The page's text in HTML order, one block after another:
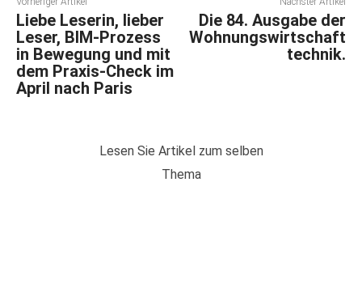
Liebe Leserin, lieber
Leser, BIM-Prozess
in Bewegung und mit
dem Praxis-Check im
April nach Paris
Die 84. Ausgabe der
Wohnungswirtschaft
technik.
Lesen Sie Artikel zum selben
Thema